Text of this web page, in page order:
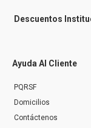
Descuentos
Ayuda Al Cliente
PQRSF
Domicilios
Contáctenos